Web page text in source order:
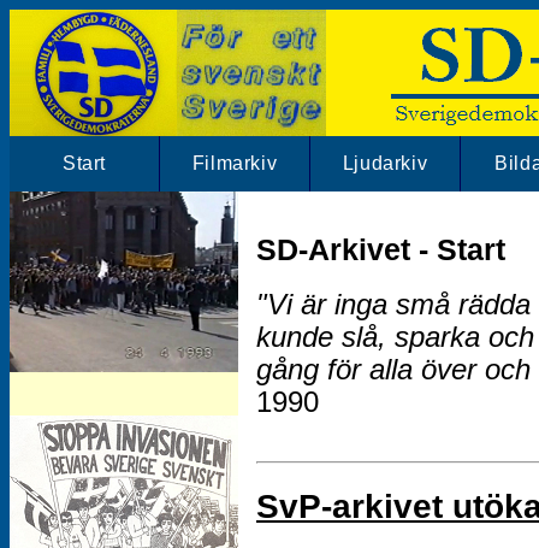
Start Filmarkiv Ljudarkiv
SD-Arkivet - Start
"Vi är inga små
kunde slå, sparka
gång för alla över och
1990
SvP-arkivet